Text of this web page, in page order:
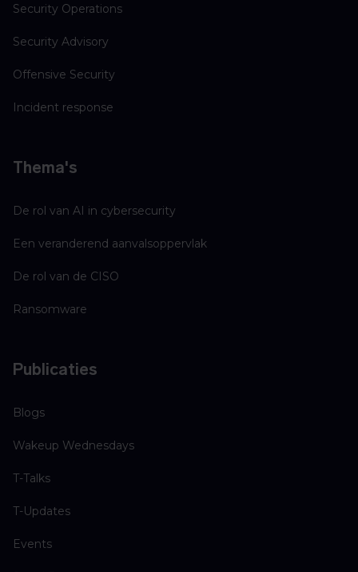
Security Operations
Security Advisory
Offensive Security
Incident response
Thema's
De rol van AI in cybersecurity
Een veranderend aanvalsoppervlak
De rol van de CISO
Ransomware
Publicaties
Blogs
Wakeup Wednesdays
T-Talks
T-Updates
Events